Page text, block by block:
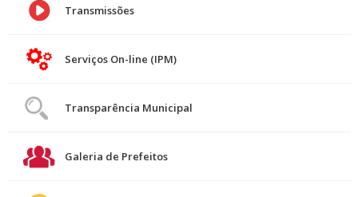
Transmissões
Serviços On-line (IPM)
Transparência Municipal
Galeria de Prefeitos